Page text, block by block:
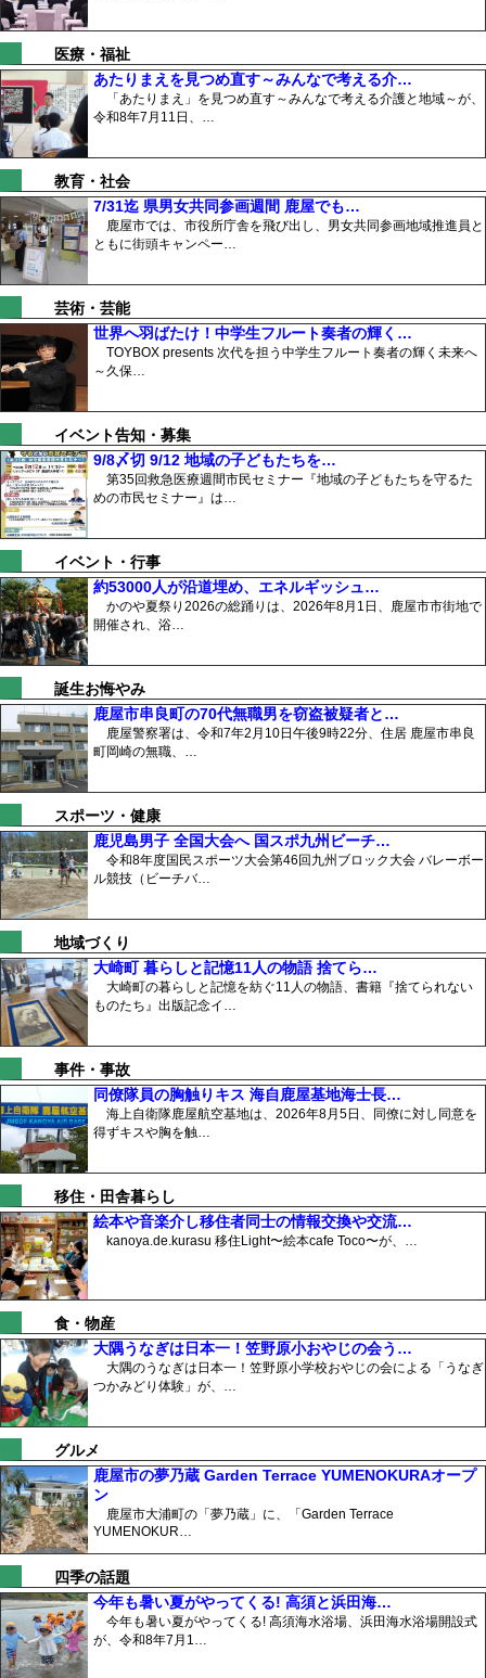
医療・福祉
あたりまえを見つめ直す～みんなで考える介…
「あたりまえ」を見つめ直す～みんなで考える介護と地域～が、
令和8年7月11日、…
教育・社会
7/31迄 県男女共同参画週間 鹿屋でも…
鹿屋市では、市役所庁舎を飛び出し、男女共同参画地域推進員と
ともに街頭キャンペー…
芸術・芸能
世界へ羽ばたけ！中学生フルート奏者の輝く…
TOYBOX presents 次代を担う中学生フルート奏者の輝く未来へ
～久保…
イベント告知・募集
9/8〆切 9/12 地域の子どもたちを…
第35回救急医療週間市民セミナー『地域の子どもたちを守るた
めの市民セミナー』は…
イベント・行事
約53000人が沿道埋め、エネルギッシュ…
かのや夏祭り2026の総踊りは、2026年8月1日、鹿屋市市街地で
開催され、浴…
誕生お悔やみ
鹿屋市串良町の70代無職男を窃盗被疑者と…
鹿屋警察署は、令和7年2月10日午後9時22分、住居 鹿屋市串良
町岡崎の無職、…
スポーツ・健康
鹿児島男子 全国大会へ 国スポ九州ビーチ…
令和8年度国民スポーツ大会第46回九州ブロック大会 バレーボー
ル競技（ビーチバ…
地域づくり
大崎町 暮らしと記憶11人の物語 捨てら…
大崎町の暮らしと記憶を紡ぐ11人の物語、書籍『捨てられない
ものたち』出版記念イ…
事件・事故
同僚隊員の胸触りキス 海自鹿屋基地海士長…
海上自衛隊鹿屋航空基地は、2026年8月5日、同僚に対し同意を
得ずキスや胸を触…
移住・田舎暮らし
絵本や音楽介し移住者同士の情報交換や交流…
kanoya.de.kurasu 移住Light〜絵本cafe Toco〜が、…
食・物産
大隅うなぎは日本一！笠野原小おやじの会う…
大隅のうなぎは日本一！笠野原小学校おやじの会による「うなぎ
つかみどり体験」が、…
グルメ
鹿屋市の夢乃蔵 Garden Terrace YUMENOKURAオープ
ン
鹿屋市大浦町の「夢乃蔵」に、「Garden Terrace
YUMENOKUR…
四季の話題
今年も暑い夏がやってくる! 高須と浜田海…
今年も暑い夏がやってくる! 高須海水浴場、浜田海水浴場開設式
が、令和8年7月1…